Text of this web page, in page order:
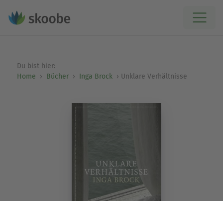
Du bist hier:
Home
Bücher Inga Brock Unklare Verhältnisse